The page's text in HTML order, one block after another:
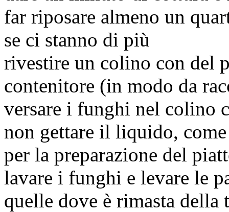
far riposare almeno un
se ci stanno di più
rivestire un colino con del
contenitore (in modo da
versare i funghi nel colino
non gettare il liquido,
per la preparazione del
lavare i funghi e levare le
quelle dove è rimasta della